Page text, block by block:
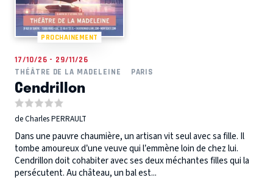
PROCHAINEMENT
17/10/26 - 29/11/26
THÉÂTRE DE LA MADELEINE
PARIS
Cendrillon
de Charles PERRAULT
Dans une pauvre chaumière, un artisan vit seul avec sa fille. Il
tombe amoureux d’une veuve qui l’emmène loin de chez lui.
Cendrillon doit cohabiter avec ses deux méchantes filles qui la
persécutent. Au château, un bal est...